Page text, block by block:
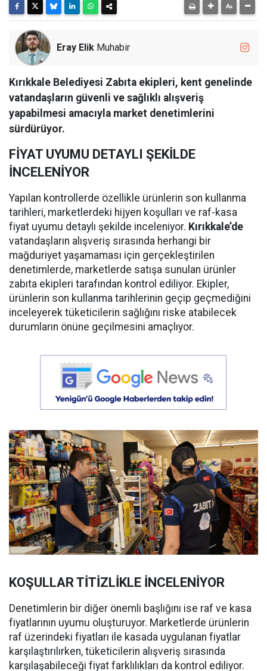
Eray Elik Muhabir
Kırıkkale Belediyesi Zabıta ekipleri, kent genelinde
vatandaşların güvenli ve sağlıklı alışveriş
yapabilmesi amacıyla market denetimlerini
sürdürüyor.
FİYAT UYUMU DETAYLI ŞEKİLDE
İNCELENİYOR
Yapılan kontrollerde özellikle ürünlerin son kullanma
tarihleri, marketlerdeki hijyen koşulları ve raf-kasa
fiyat uyumu detaylı şekilde inceleniyor. Kırıkkale’de
vatandaşların alışveriş sırasında herhangi bir
mağduriyet yaşamaması için gerçekleştirilen
denetimlerde, marketlerde satışa sunulan ürünler
zabıta ekipleri tarafından kontrol ediliyor. Ekipler,
ürünlerin son kullanma tarihlerinin geçip geçmediğini
inceleyerek tüketicilerin sağlığını riske atabilecek
durumların önüne geçilmesini amaçlıyor.
KOŞULLAR TİTİZLİKLE İNCELENİYOR
Denetimlerin bir diğer önemli başlığını ise raf ve kasa
fiyatlarının uyumu oluşturuyor. Marketlerde ürünlerin
raf üzerindeki fiyatları ile kasada uygulanan fiyatlar
karşılaştırılırken, tüketicilerin alışveriş sırasında
karşılaşabileceği fiyat farklılıkları da kontrol ediliyor.